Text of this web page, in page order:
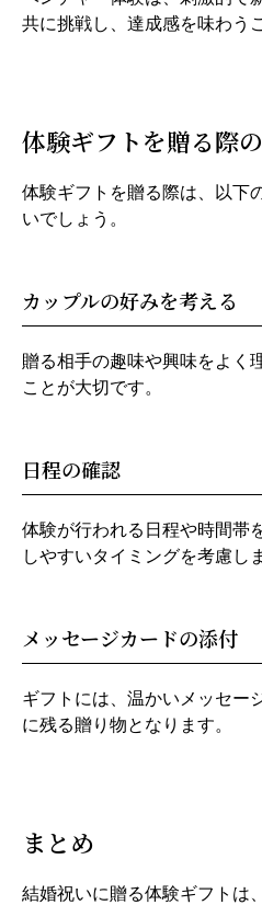
共に挑戦し、達成感を味わう
体験ギフトを贈る際
体験ギフトを贈る際は、以下
いでしょう。
カップルの好みを考える
贈る相手の趣味や興味をよく
ことが大切です。
日程の確認
体験が行われる日程や時間帯
しやすいタイミングを考慮し
メッセージカードの添付
ギフトには、温かいメッセー
に残る贈り物となります。
まとめ
結婚祝いに贈る体験ギフトは